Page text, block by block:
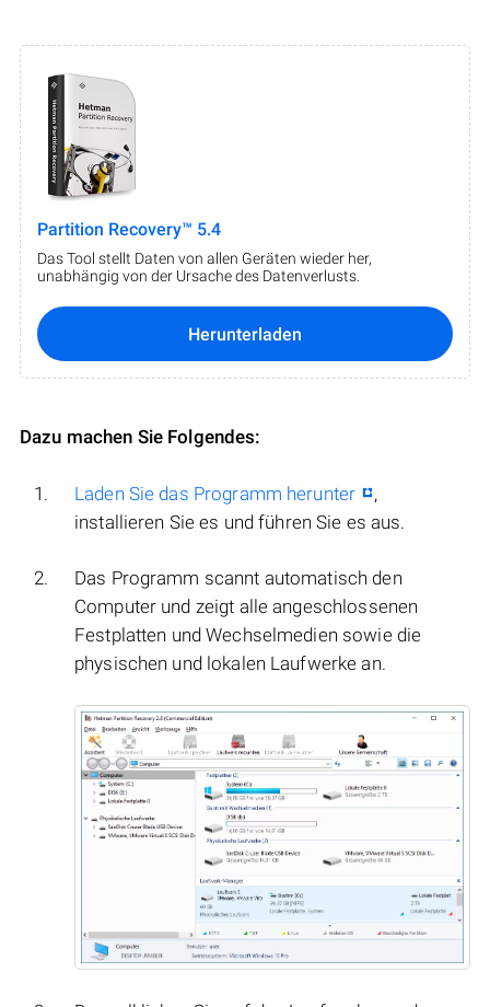
Partition Recovery™ 5.4
Das Tool stellt Daten von allen Geräten wieder her,
unabhängig von der Ursache des Datenverlusts.
Herunterladen
Dazu machen Sie Folgendes:
Laden Sie das Programm herunter
,
installieren Sie es und führen Sie es aus.
Das Programm scannt automatisch den
Computer und zeigt alle angeschlossenen
Festplatten und Wechselmedien sowie die
physischen und lokalen Laufwerke an.